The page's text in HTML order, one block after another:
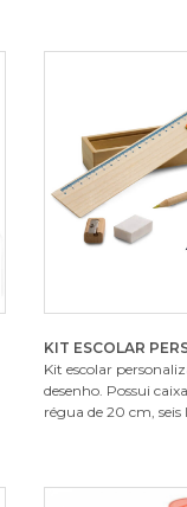
KIT ESCOLAR
Kit escolar
desenho. Possui
régua de 20 cm, seis